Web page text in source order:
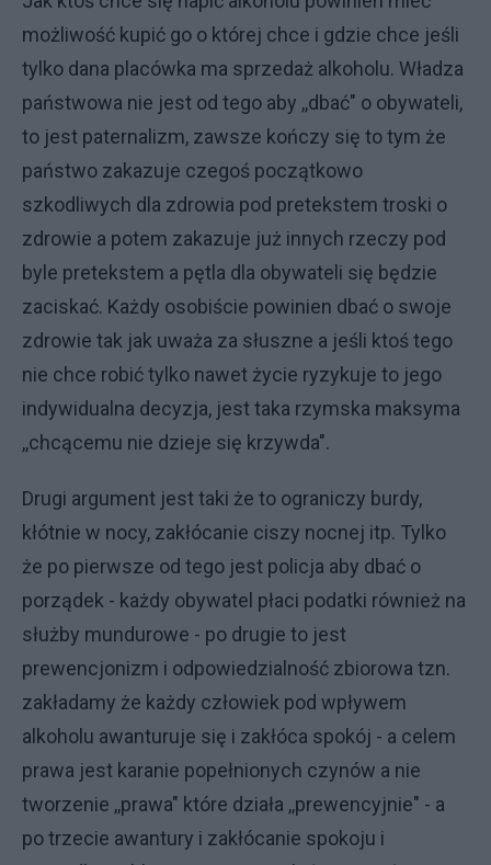
możliwość kupić go o której chce i gdzie chce jeśli
tylko dana placówka ma sprzedaż alkoholu. Władza
państwowa nie jest od tego aby ,,dbać" o obywateli,
to jest paternalizm, zawsze kończy się to tym że
państwo zakazuje czegoś początkowo
szkodliwych dla zdrowia pod pretekstem troski o
zdrowie a potem zakazuje już innych rzeczy pod
byle pretekstem a pętla dla obywateli się będzie
zaciskać. Każdy osobiście powinien dbać o swoje
zdrowie tak jak uważa za słuszne a jeśli ktoś tego
nie chce robić tylko nawet życie ryzykuje to jego
indywidualna decyzja, jest taka rzymska maksyma
,,chcącemu nie dzieje się krzywda".
Drugi argument jest taki że to ograniczy burdy,
kłótnie w nocy, zakłócanie ciszy nocnej itp. Tylko
że po pierwsze od tego jest policja aby dbać o
porządek - każdy obywatel płaci podatki również na
służby mundurowe - po drugie to jest
prewencjonizm i odpowiedzialność zbiorowa tzn.
zakładamy że każdy człowiek pod wpływem
alkoholu awanturuje się i zakłóca spokój - a celem
prawa jest karanie popełnionych czynów a nie
tworzenie ,,prawa" które działa ,,prewencyjnie" - a
po trzecie awantury i zakłócanie spokoju i